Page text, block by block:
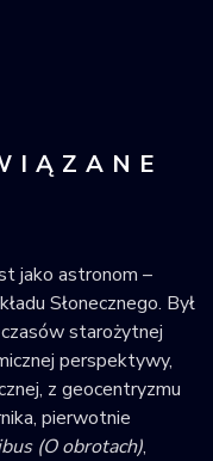
jako astronom –
Słonecznego. Był
starożytnej
perspektywy,
z geocentryzmu
pierwotnie
(O obrotach),